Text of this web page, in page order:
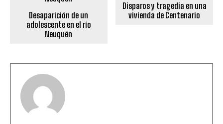
Desaparición de un
adolescente en el río
Neuquén
Disparos y tragedia en una
vivienda de Centenario